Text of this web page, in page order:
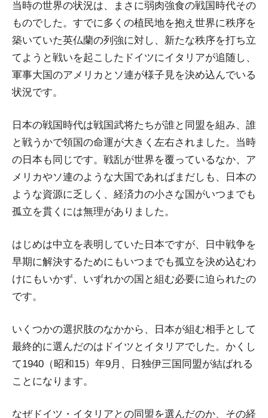
当時の世界の状況は、まさに弱肉強食の戦国時代その
ものでした。すでに多くの植民地を抱え世界に秩序を
築いていた英仏蘭の列強に対し、新たな秩序を打ち立
てようと戦いを起こしたドイツにイタリアが追随し、
軍事大国のアメリカとソ連が様子見を決め込んでいる
状況です。
日本の戦国時代は戦国武将たちが誰と同盟を組み、誰
と戦うかで領国の命運が大きく左右されました。当時
の日本も同じです。戦乱が世界を覆っているなか、ア
メリカやソ連のような大国であればまだしも、日本の
ような資源に乏しく、経済力の小さな国がいつまでも
孤立を貫くには無理がありました。
はじめは中立を表明していた日本ですが、日中戦争を
早期に解決するためにもいつまでも孤立を決め込むわ
けにもいかず、いずれかの国と組む必要に迫られたの
です。
いくつかの選択肢のなかから、日本が組む相手として
最終的に選んだのはドイツとイタリアでした。かくし
て1940（昭和15）年9月、日独伊三国同盟が結ばれる
ことになります。
なぜドイツ・イタリアとの同盟を選んだのか、その経